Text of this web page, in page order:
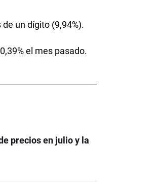
un dígito (9,94%).
el mes pasado.
precios en julio y la